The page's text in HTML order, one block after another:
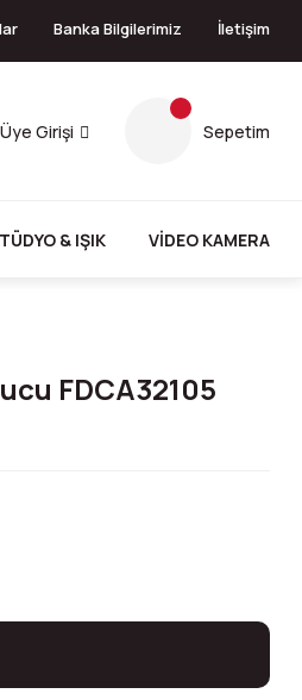
Banka Bilgilerimiz İletişim
Üye Girişi Sepetim
& IŞIK VİDEO KAMERA
FDCA32105